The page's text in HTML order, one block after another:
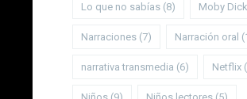
Lo que no sabías (8) Moby Dick
Narraciones (7) Narración oral
narrativa transmedia (6) Netflix